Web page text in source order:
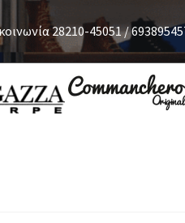
28210-45051 /